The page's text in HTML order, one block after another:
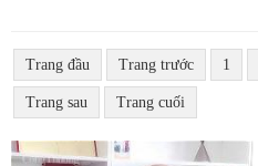
Trang đầu Trang trước 1
Trang sau Trang cuối